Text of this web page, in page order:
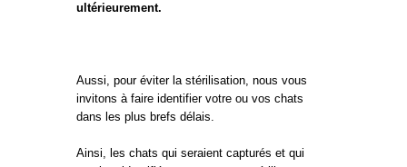
ultérieurement.
Aussi, pour éviter la stérilisation, nous vous
invitons à faire identifier votre ou vos chats
dans les plus brefs délais.
Ainsi, les chats qui seraient capturés et qui